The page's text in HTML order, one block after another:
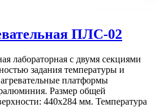
ПЛС-02
лабораторная с двумя секциями
задания температуры и
платформы
Размер общей
440х284 мм. Температура